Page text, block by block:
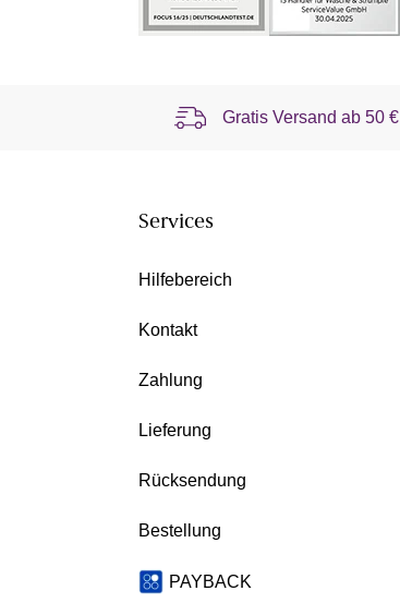
Gratis Versand ab50 €
Services
Hilfebereich
Kontakt
Zahlung
Lieferung
Rücksendung
Bestellung
PAYBACK